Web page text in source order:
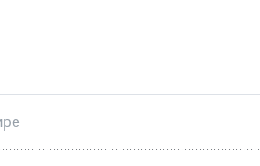
отчетностьКонтактыНовости
капиталКонтроль и аудит